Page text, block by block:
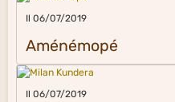
Il 06/07/2019
Aménémopé
Il 06/07/2019